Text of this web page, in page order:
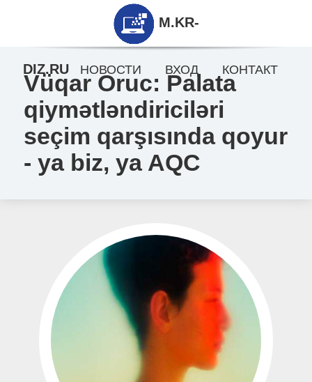
Vüqar Oruc: Palata
qiymətləndiriciləri
seçim qarşısında qoyur
- ya biz, ya AQC
M.KR-
DIZ.RU НОВОСТИ ВХОД КОНТАКТ